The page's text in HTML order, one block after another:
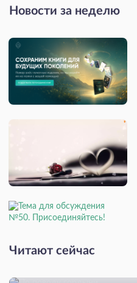
Новости за неделю
Читают сейчас